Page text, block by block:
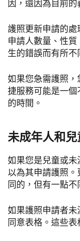
因，還因為目前
護照更新申請的
申請人數量、性
生的錯誤而有所不
如果您急需護照
捷服務可能是一
的時間。
未成年人和
如果您是兒童或未
以為其申請護照
同的，但有一點不
如果護照申請者未
同意表格。這些